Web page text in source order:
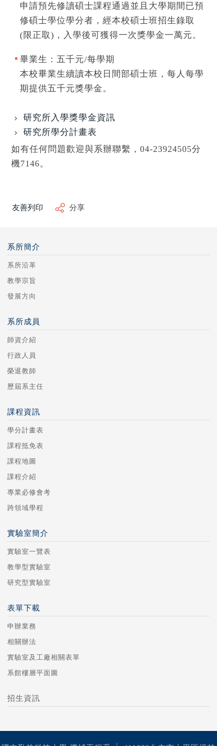
申請預先修讀碩士課程通過並且大學期間已預
修碩士學位學分者，經本校碩士班招生錄取
(限正取)，入學後可獲得一次獎學金一萬元。
畢業生：五千元/每學期
本校畢業生續讀本校日間部碩士班，每人每學
期提供五千元獎學金。
研究所入學獎學金資訊
研究所學分計畫表
如有任何問題歡迎與系辦聯繫，04-23924505分
機7146。
友善列印 分享
系所簡介
系所沿革
教學宗旨
發展方向
系所成員
師資介紹
行政人員
榮退教師
歷屆系主任
課程資訊
學分計畫表
課程抵免表
課程地圖
課程介紹
專業必修會考
跨領域學程
實驗室簡介
實驗室一覽表
教學型實驗室
研究型實驗室
表單下載
申辦業務
相關辦法
實驗室及工廠相關表單
系館樓層平面圖
招生資訊